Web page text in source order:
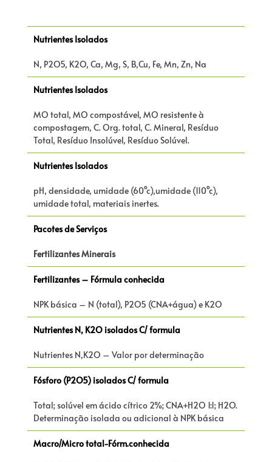
Nutrientes Isolados
N, P2O5, K2O, Ca, Mg, S, B,Cu, Fe, Mn, Zn, Na
Nutrientes Isolados
MO total, MO compostável, MO resistente à
compostagem, C. Org. total, C. Mineral, Resíduo
Total, Resíduo Insolúvel, Resíduo Solúvel.
Nutrientes Isolados
pH, densidade, umidade (60°c),umidade (110°c),
umidade total, materiais inertes.
Pacotes de Serviços
Fertilizantes Minerais
Fertilizantes – Fórmula conhecida
NPK básica – N (total), P2O5 (CNA+água) e K2O
Nutrientes N, K2O isolados C/ formula
Nutrientes N,K2O – Valor por determinação
Fósforo (P2O5) isolados C/ formula
Total; solúvel em ácido cítrico 2%; CNA+H2O 1:1; H2O.
Determinação isolada ou adicional à NPK básica
Macro/Micro total-Fórm.conhecida